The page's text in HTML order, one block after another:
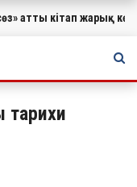
атты кітап жарық
тарихи